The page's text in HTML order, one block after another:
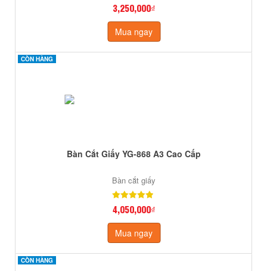
3,250,000₫
Mua ngay
CÒN HÀNG
CÒN HÀNG
Bàn Cắt Giấy YG-868 A3 Cao Cấp
Bàn cắt giấy
4,050,000₫
Mua ngay
CÒN HÀNG
CÒN HÀNG